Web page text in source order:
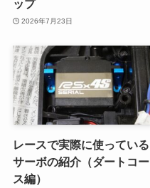
ップ
2026年7月23日
レースで実際に使っている
サーボの紹介（ダートコー
ス編）